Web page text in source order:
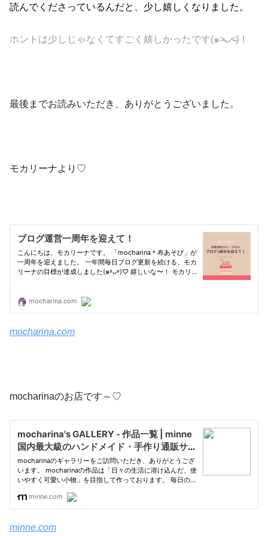
読んでくださっているんだと、少し嬉しくなりました。
ホントは少しじゃなくてすごく嬉しかったです(๑˃̵ᴗ˂̵)！
最後までお読みいただき、ありがとうございました。
モカリーナより♡
mocharina.com
mocharinaのお店です～♡
minne.com